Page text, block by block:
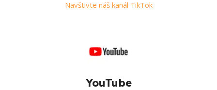
Navštivte náš kanál TikTok
YouTube